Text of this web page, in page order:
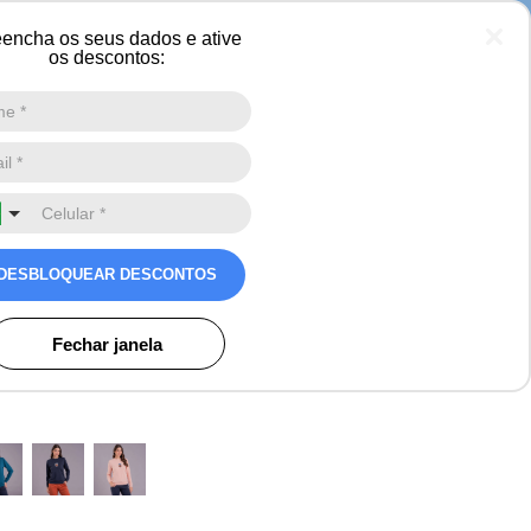
os seus dados e ative
os descontos:
DESBLOQUEAR DESCONTOS
Fechar janela
feminino Alma Viajante